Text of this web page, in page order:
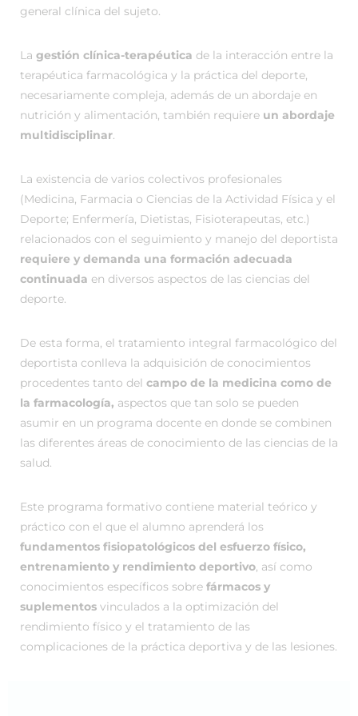
general clínica del sujeto.
La gestión clínica-terapéutica de la interacción entre la
terapéutica farmacológica y la práctica del deporte,
necesariamente compleja, además de un abordaje en
nutrición y alimentación, también requiere un abordaje
multidisciplinar.
La existencia de varios colectivos profesionales
(Medicina, Farmacia o Ciencias de la Actividad Física y el
Deporte; Enfermería, Dietistas, Fisioterapeutas, etc.)
relacionados con el seguimiento y manejo del deportista
requiere y demanda una formación adecuada
continuada en diversos aspectos de las ciencias del
deporte.
De esta forma, el tratamiento integral farmacológico del
deportista conlleva la adquisición de conocimientos
procedentes tanto del campo de la medicina como de
la farmacología, aspectos que tan solo se pueden
asumir en un programa docente en donde se combinen
las diferentes áreas de conocimiento de las ciencias de la
salud.
Este programa formativo contiene material teórico y
práctico con el que el alumno aprenderá los
fundamentos fisiopatológicos del esfuerzo físico,
entrenamiento y rendimiento deportivo, así como
conocimientos específicos sobre fármacos y
suplementos vinculados a la optimización del
rendimiento físico y el tratamiento de las
complicaciones de la práctica deportiva y de las lesiones.